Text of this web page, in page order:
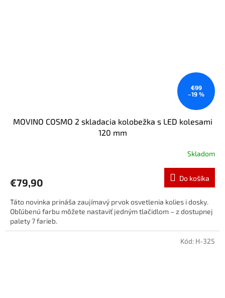
€99
–19 %
MOVINO COSMO 2 skladacia kolobežka s LED kolesami
120 mm
Skladom
€79,90 Do košíka
Táto novinka prináša zaujímavý prvok osvetlenia kolies i dosky.
Obľúbenú farbu môžete nastaviť jedným tlačidlom – z dostupnej
palety 7 farieb.
Kód: H-325